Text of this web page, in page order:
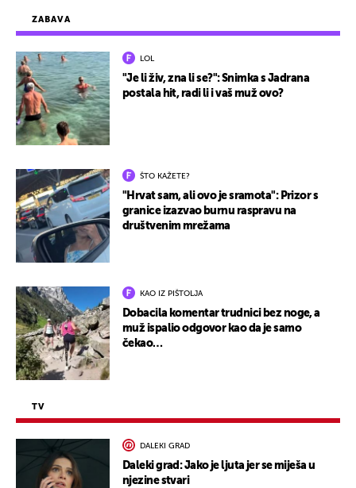
ZABAVA
LOL
"Je li živ, zna li se?": Snimka s Jadrana
postala hit, radi li i vaš muž ovo?
ŠTO KAŽETE?
"Hrvat sam, ali ovo je sramota": Prizor s
granice izazvao burnu raspravu na
društvenim mrežama
KAO IZ PIŠTOLJA
Dobacila komentar trudnici bez noge, a
muž ispalio odgovor kao da je samo
čekao…
TV
DALEKI GRAD
Daleki grad: Jako je ljuta jer se miješa u
njezine stvari